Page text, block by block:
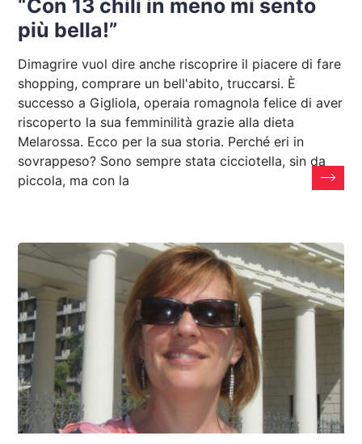
“Con 13 chili in meno mi sento
più bella!”
Dimagrire vuol dire anche riscoprire il piacere di fare
shopping, comprare un bell'abito, truccarsi. È
successo a Gigliola, operaia romagnola felice di aver
riscoperto la sua femminilità grazie alla dieta
Melarossa. Ecco per la sua storia. Perché eri in
sovrappeso? Sono sempre stata cicciotella, sin da
piccola, ma con la